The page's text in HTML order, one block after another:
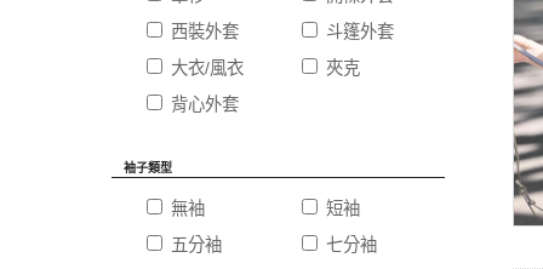
西裝外套
斗篷外套
大衣/風衣
夾克
背心外套
袖子類型
無袖
短袖
五分袖
七分袖